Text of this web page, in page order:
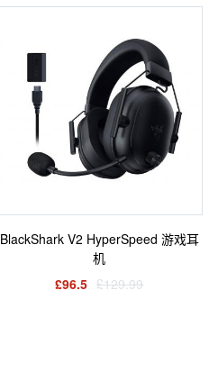
BlackShark V2 HyperSpeed 游戏耳
机
£96.5 £129.99